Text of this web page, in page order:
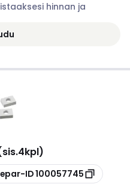
hinnan ja
ID100057745